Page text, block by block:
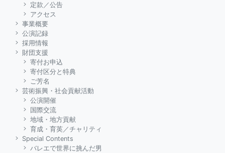
定款／公告
アクセス
事業概要
公演記録
採用情報
財団支援
寄付お申込
寄付区分と特典
ご芳名
芸術振興・社会貢献活動
公演開催
国際交流
地域・地方貢献
育成・育英／チャリティ
Special Contents
バレエで世界に挑んだ男